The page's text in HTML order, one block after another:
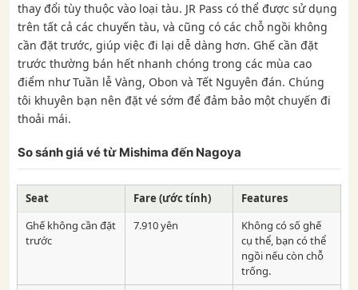
thay đổi tùy thuộc vào loại tàu. JR Pass có thể được sử dụng
trên tất cả các chuyến tàu, và cũng có các chỗ ngồi không
cần đặt trước, giúp việc đi lại dễ dàng hơn. Ghế cần đặt
trước thường bán hết nhanh chóng trong các mùa cao
điểm như Tuần lễ Vàng, Obon và Tết Nguyên đán. Chúng
tôi khuyên bạn nên đặt vé sớm để đảm bảo một chuyến đi
thoải mái.
So sánh giá vé từ Mishima đến Nagoya
Seat Fare (ước tính)
Features
Ghế không cần đặt
trước
7.910 yên
Không có số ghế
cụ thể, bạn có thể
ngồi nếu còn chỗ
trống.